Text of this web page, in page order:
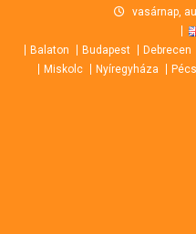
content
vasárnap,
Balaton Budapest Debrecen
Miskolc
Nyíregyháza Pécs